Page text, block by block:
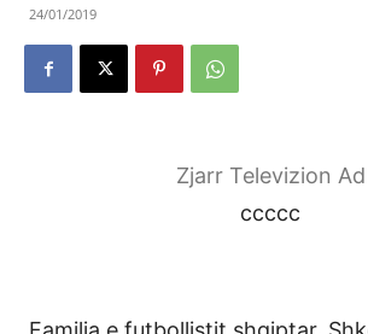
24/01/2019
Zjarr Televizion Ad
ccccc